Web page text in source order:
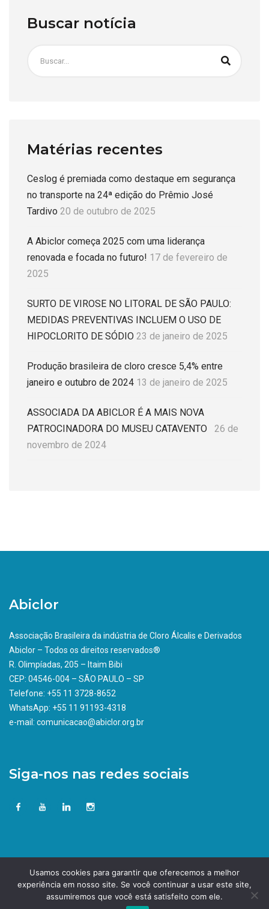
Buscar notícia
Matérias recentes
Ceslog é premiada como destaque em segurança
no transporte na 24ª edição do Prêmio José
Tardivo 20 de outubro de 2025
A Abiclor começa 2025 com uma liderança
renovada e focada no futuro! 17 de fevereiro de
2025
SURTO DE VIROSE NO LITORAL DE SÃO PAULO:
MEDIDAS PREVENTIVAS INCLUEM O USO DE
HIPOCLORITO DE SÓDIO 23 de janeiro de 2025
Produção brasileira de cloro cresce 5,4% entre
janeiro e outubro de 2024 13 de janeiro de 2025
ASSOCIADA DA ABICLOR É A MAIS NOVA
PATROCINADORA DO MUSEU CATAVENTO
26 de
novembro de 2024
Abiclor
Associação Brasileira da indústria de Cloro Álcalis e Derivados
Abiclor – Todos os direitos reservados®
R. Olimpíadas, 205 – Itaim Bibi
CEP: 04546-004 – SÃO PAULO – SP
Telefone: +55 11 3728-8652
WhatsApp: +55 11 91193-4318
e-mail: comunicacao@abiclor.org.br
Siga-nos nas redes sociais
Usamos cookies para garantir que oferecemos a melhor
experiência em nosso site. Se você continuar a usar este site,
assumiremos que você está satisfeito com ele.